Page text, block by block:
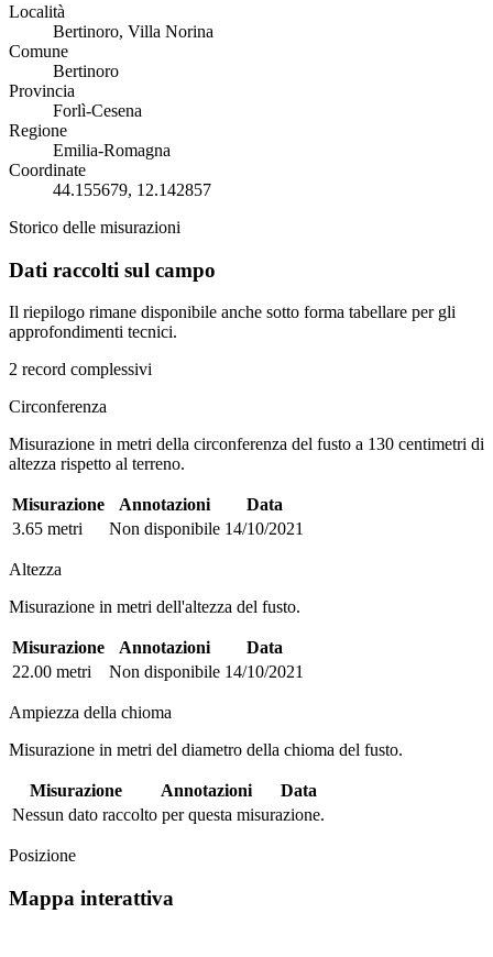
Località
Bertinoro, Villa Norina
Comune
Bertinoro
Provincia
Forlì-Cesena
Regione
Emilia-Romagna
Coordinate
44.155679, 12.142857
Storico delle misurazioni
Dati raccolti sul campo
Il riepilogo rimane disponibile anche sotto forma tabellare per gli
approfondimenti tecnici.
2 record complessivi
Circonferenza
Misurazione in metri della circonferenza del fusto a 130 centimetri di
altezza rispetto al terreno.
Misurazione Annotazioni
Data
3.65 metri
Non disponibile 14/10/2021
Altezza
Misurazione in metri dell'altezza del fusto.
Misurazione Annotazioni
Data
22.00 metri
Non disponibile 14/10/2021
Ampiezza della chioma
Misurazione in metri del diametro della chioma del fusto.
Misurazione Annotazioni
Data
Nessun dato raccolto per questa misurazione.
Posizione
Mappa interattiva